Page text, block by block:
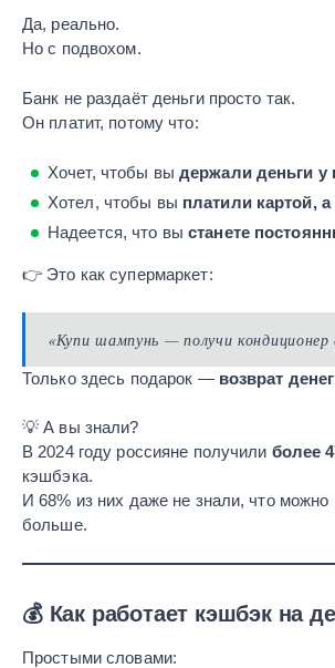
Да, реально.
Но с подвохом.
Банк не раздаёт деньги просто так.
Он платит, потому что:
Хочет, чтобы вы держали деньги у
Хотел, чтобы вы платили картой,
Надеется, что выстанете
👉 Это как супермаркет:
«Купи шампунь — получи кондиционер
Только здесь подарок — возврат
💡 А вы знали?
В 2024 году россияне получили более
кэшбэка.
И 68% из них даже не знали, что можно
больше.
💰 Как работает кэшбэк на
Простыми словами: